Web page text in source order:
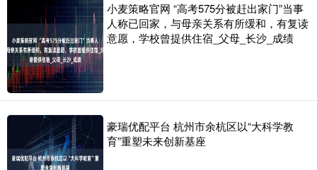
小麦策略官网 “高考575分被赶出家门”当事
人称已回家，与母亲关系有所缓和，有复读
意愿，学校曾提供住宿_父母_长沙_成绩
豪瑞优配平台 杭州市余杭区以“大科学教
育”重塑未来创新基座